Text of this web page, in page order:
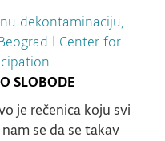
dekontaminaciju,
| Center for
SLOBODE
je rečenica koju svi
se da se takav